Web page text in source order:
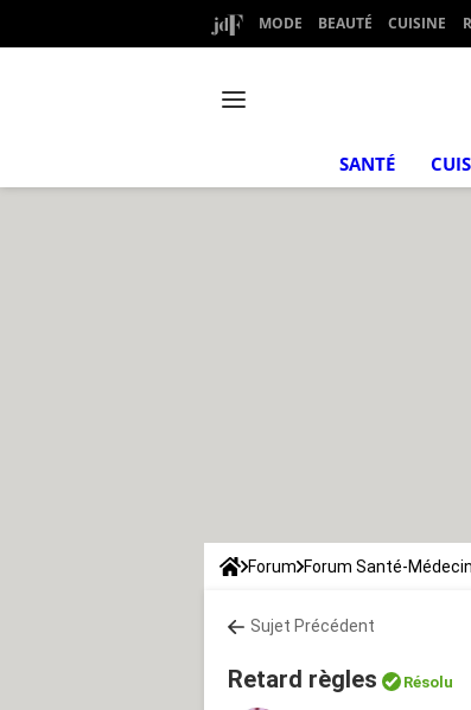
MODE BEAUTÉ CUISINE
SANTÉ
Forum Forum Santé-
Sujet Précédent
Retard règles Résolu